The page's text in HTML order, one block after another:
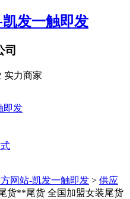
发一触即发
司
实力商家
即发
网站-凯发一触即发 > 供应
货**尾货 全国加盟女装尾货